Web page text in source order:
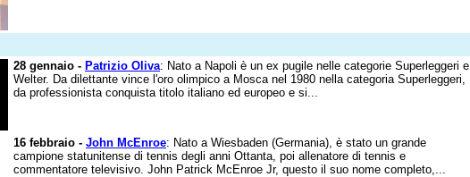
28 gennaio - Patrizio Oliva: Nato a Napoli è un ex pugile nelle categorie Superleggeri e
Welter. Da dilettante vince l'oro olimpico a Mosca nel 1980 nella categoria Superleggeri,
da professionista conquista titolo italiano ed europeo e si...
16 febbraio - John McEnroe: Nato a Wiesbaden (Germania), è stato un grande
campione statunitense di tennis degli anni Ottanta, poi allenatore di tennis e
commentatore televisivo. John Patrick McEnroe Jr, questo il suo nome completo,...